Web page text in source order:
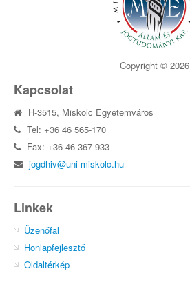
Copyright © 2026
Kapcsolat
H-3515, Miskolc Egyetemváros
Tel: +36 46 565-170
Fax: +36 46 367-933
jogdhiv@uni-miskolc.hu
Linkek
Üzenőfal
Honlapfejlesztő
Oldaltérkép